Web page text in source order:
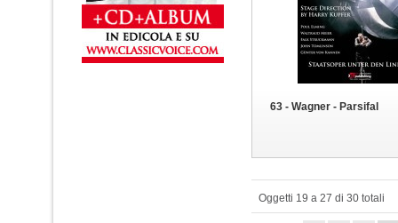
63 - Wagner - Parsifal
Oggetti 19 a 27 di 30 totali